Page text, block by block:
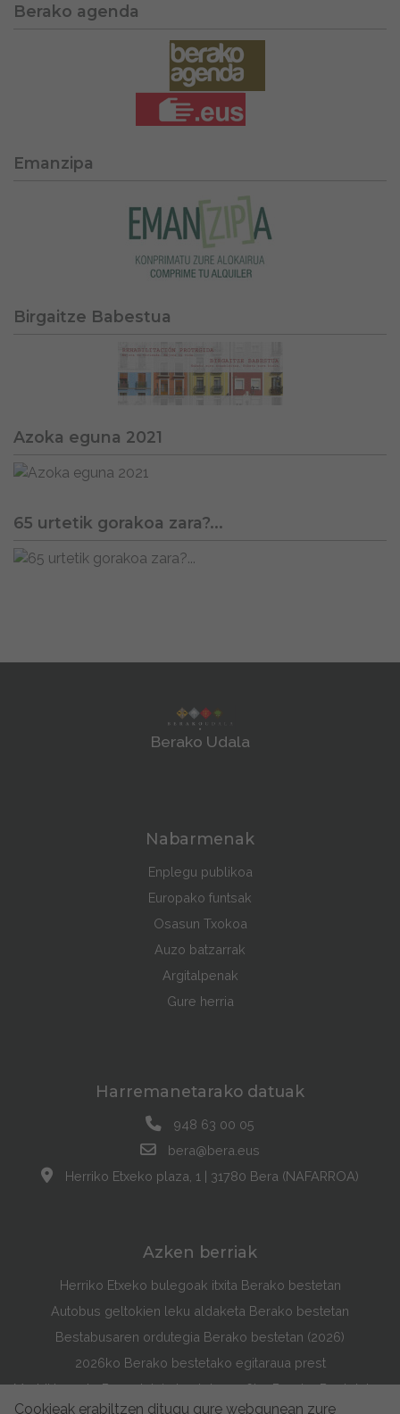
Berako agenda
Emanzipa
Birgaitze Babestua
Azoka eguna 2021
65 urtetik gorakoa zara?...
Berako Udala
Nabarmenak
Enplegu publikoa
Europako funtsak
Osasun Txokoa
Auzo batzarrak
Argitalpenak
Gure herria
Harremanetarako datuak
948 63 00 05
bera@bera.eus
Herriko Etxeko plaza, 1 | 31780 Bera (NAFARROA)
Azken berriak
Herriko Etxeko bulegoak itxita Berako bestetan
Autobus geltokien leku aldaketa Berako bestetan
Bestabusaren ordutegia Berako bestetan (2026)
2026ko Berako bestetako egitaraua prest
Maddi Lasarte Barredok irabazi du 2026ko Berako Bestetako Egitarauaren Azala Lehiaketa
Cookieak erabiltzen ditugu gure webgunean zure